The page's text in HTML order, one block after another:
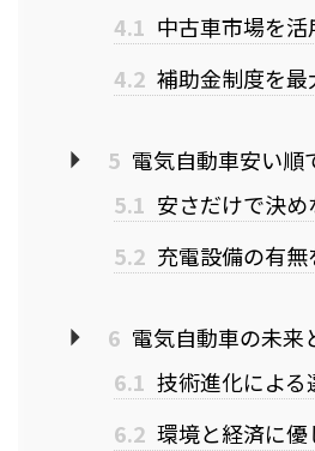
4.1 中古車市場を活
4.2 補助金制度を最
5 電気自動車安い順
5.1 安さだけで決め
5.2 充電設備の有無
6 電気自動車の未来
6.1 技術進化による
6.2 環境と経済に優